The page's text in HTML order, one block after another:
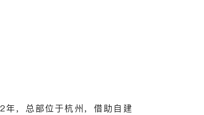
，总部位于杭州，借助自建